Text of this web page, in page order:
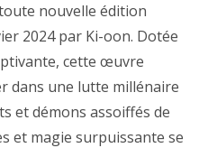
nouvelle édition
2024 par Ki-oon. Dotée
cette œuvre
dans une lutte millénaire
et démons assoiffés de
et magie surpuissante se